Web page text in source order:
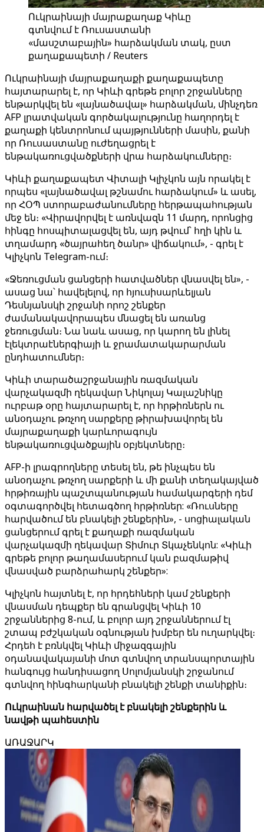
Ուկրաինայի մայրաքաղաք Կիևը
գտնվում է Ռուսաստանի
«մասշտաբային» հարձակման տակ, ըստ
քաղաքապետի / Reuters
Ուկրաինայի մայրաքաղաքի քաղաքապետը
հայտարարել է, որ Կիևի գրեթե բոլոր շրջանները
ենթարկվել են «լայնածավալ» հարձակման, մինչդեռ
AFP լրատվական գործակալությունը հաղորդել է
քաղաքի կենտրոնում պայթյունների մասին, քանի
որ Ռուսաստանը ուժեղացրել է
ենթակառուցվածքների վրա հարձակումները։
Կիևի քաղաքապետ Վիտալի Կլիչկոն այն որակել է
որպես «լայնածավալ թշնամու հարձակում» և ասել,
որ ՀՕՊ ստորաբաժանումները հերթապահության
մեջ են։ «Վիրավորվել է առնվազն 11 մարդ, որոնցից
հինգը հոսպիտալացվել են, այդ թվում՝ հղի կին և
տղամարդ «ծայրահեղ ծանր» վիճակում», - գրել է
Կլիչկոն Telegram-ում։
«Ջեռուցման ցանցերի հատվածներ վնասվել են», -
ասաց նա՝ հավելելով, որ հյուսիսարևելյան
Դեսնյանսկի շրջանի որոշ շենքեր
ժամանակավորապես մնացել են առանց
ջեռուցման։ Նա նաև ասաց, որ կարող են լինել
էլեկտրաէներգիայի և ջրամատակարարման
ընդհատումներ։
Կիևի տարածաշրջանային ռազմական
վարչակազմի ղեկավար Նիկոլայ Կալաշնիկը
ուրբաթ օրը հայտարարել է, որ հրթիռներն ու
անօդաչու թռչող սարքերը թիրախավորել են
մայրաքաղաքի կարևորագույն
ենթակառուցվածքային օբյեկտները։
AFP-ի լրագրողները տեսել են, թե ինչպես են
անօդաչու թռչող սարքերի և մի քանի տեղակայված
հրթիռային պաշտպանության համակարգերի դեմ
օգտագործվել հետագծող հրթիռներ: «Ռուսները
հարվածում են բնակելի շենքերին», - սոցիալական
ցանցերում գրել է քաղաքի ռազմական
վարչակազմի ղեկավար Տիմուր Տկաչենկոն: «Կիևի
գրեթե բոլոր թաղամասերում կան բազմաթիվ
վնասված բարձրահարկ շենքեր»:
Կլիչկոն հայտնել է, որ հրդեհների կամ շենքերի
վնասման դեպքեր են գրանցվել Կիևի 10
շրջաններից 8-ում, և բոլոր այդ շրջաններում էլ
շտապ բժշկական օգնության խմբեր են ուղարկվել։
Հրդեհ է բռնկվել Կիևի միջազգային
օդանավակայանի մոտ գտնվող տրանսպորտային
հանգույց հանդիսացող Սոլոմյանսկի շրջանում
գտնվող հինգհարկանի բնակելի շենքի տանիքին։
Ուկրաինան հարվածել է բնակելի շենքերին և
նավթի պահեստին
ԱՌԱՋԱՐԿ